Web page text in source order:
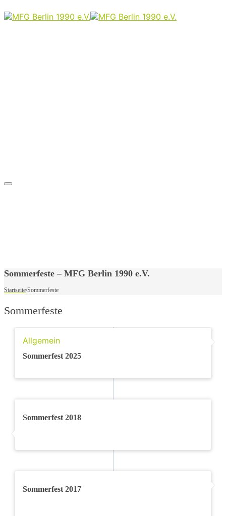
Sommerfeste – MFG Berlin 1990 e.V.
Startseite/Sommerfeste
Sommerfeste
Allgemein
Sommerfest 2025
Sommerfest 2018
Sommerfest 2017